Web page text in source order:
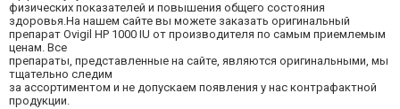
физических показателей и повышения общего состояния
здоровья.На нашем сайте вы можете заказать оригинальный
препарат Ovigil HP 1000 IU от производителя по самым приемлемым
ценам. Все
препараты, представленные на сайте, являются оригинальными, мы
тщательно следим
за ассортиментом и не допускаем появления у нас контрафактной
продукции.